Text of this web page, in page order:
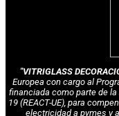
"VITRIGLASS
Europea con cargo al
financiada como parte de la
19 (REACT-UE), para
electricidad a pymes y